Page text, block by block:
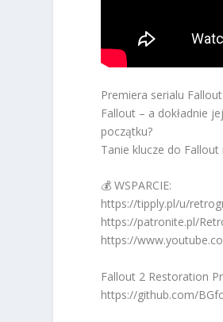
Premiera serialu
Fallout – a dokładnie
początku?
Tanie klucze do
💰 WSPARCIE:
https://tipply.pl/u/
https://patronite.pl/
https://
Fallout 2 Restoration
https://github.com/